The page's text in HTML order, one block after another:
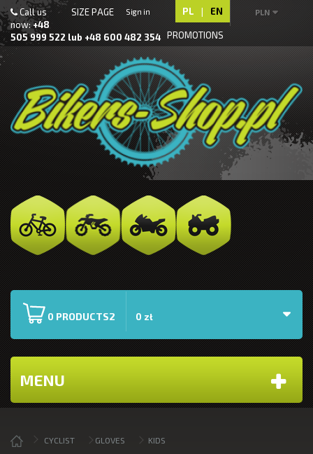
PLN
PL | EN
Sign in
SIZE PAGE
PROMOTIONS
Call us
now:+48
505 999 522 lub +48 600 482 354
0 PRODUCTS2 0 zł
MENU
CYCLIST GLOVES KIDS